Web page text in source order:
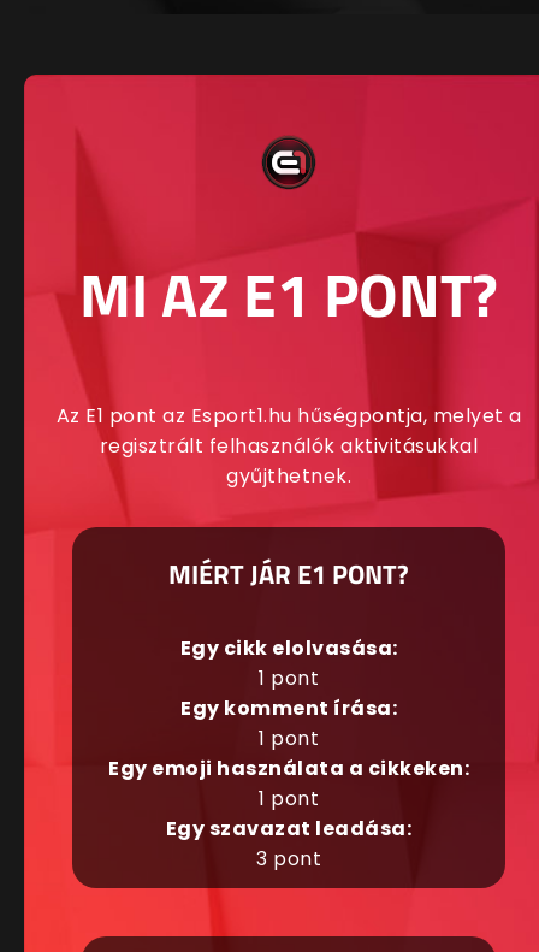
MI AZ E1 PONT?
Az E1 pont az Esport1.hu hűségpontja, melyet a
regisztrált felhasználók aktivitásukkal
gyűjthetnek.
MIÉRT JÁR E1 PONT?
Egy cikk elolvasása:
1 pont
Egy komment írása:
1 pont
Egy emoji használata a cikkeken:
1 pont
Egy szavazat leadása:
3 pont